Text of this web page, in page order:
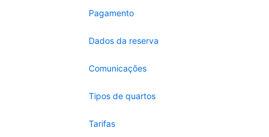
Pagamento
Dados da reserva
Comunicações
Tipos de quartos
Tarifas